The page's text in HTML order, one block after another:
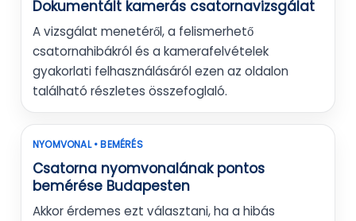
Dokumentált kamerás csatornavizsgálat
A vizsgálat menetéről, a felismerhető
csatornahibákról és a kamerafelvételek
gyakorlati felhasználásáról ezen az oldalon
található részletes összefoglaló.
NYOMVONAL • BEMÉRÉS
Csatorna nyomvonalának pontos
bemérése Budapesten
Akkor érdemes ezt választani, ha a hibás